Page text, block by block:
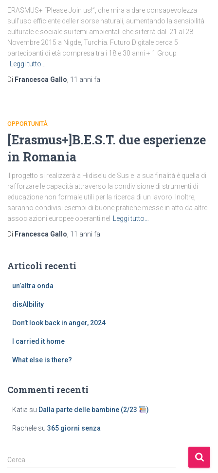
ERASMUS+ “Please Join us!”, che mira a dare consapevolezza
sull’uso efficiente delle risorse naturali, aumentando la sensibilità
culturale e sociale sui temi ambientali che si terrà dal 21 al 28
Novembre 2015 a Nigde, Turchia. Futuro Digitale cerca 5
partecipanti di età compresa tra i 18 e 30 anni + 1 Group
Leggi tutto…
Di Francesca Gallo 11 anni fa
OPPORTUNITÀ
[Erasmus+]B.E.S.T. due esperienze
in Romania
Il progetto si realizzerà a Hidiselu de Sus e la sua finalità è quella di
rafforzare le capacità attraverso la condivisione di strumenti di
educazione non formale utili per la ricerca di un lavoro. Inoltre,
saranno condivisi esempi di buone pratiche messe in atto da altre
associazioni europee operanti nel
Leggi tutto…
Di Francesca Gallo 11 anni fa
Articoli recenti
un’altra onda
disAIbility
Don’t look back in anger, 2024
I carried it home
What else is there?
Commenti recenti
Katia su Dalla parte delle bambine (2/23 )
Rachele su 365 giorni senza
Cerca …